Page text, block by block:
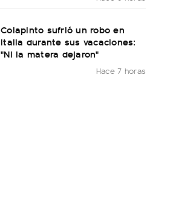
Colapinto sufrió un robo en
Italia durante sus vacaciones:
"Ni la matera dejaron"
Hace 7 horas